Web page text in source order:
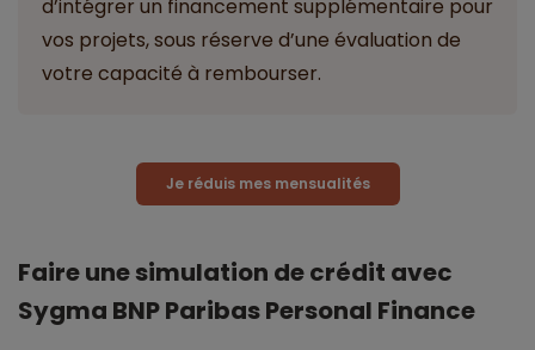
d’intégrer un financement supplémentaire pour
vos projets, sous réserve d’une évaluation de
votre capacité à rembourser.
Je réduis mes mensualités
Faire une simulation de crédit avec
Sygma BNP Paribas Personal Finance